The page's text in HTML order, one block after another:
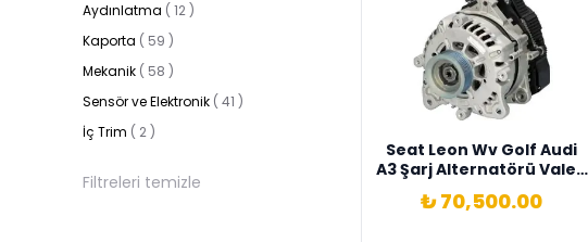
Aydınlatma ( 12 )
Kaporta ( 59 )
Mekanik ( 58 )
Sensör ve Elektronik ( 41 )
İç Trim ( 2 )
Filtreleri temizle
Seat Leon Wv Golf Audi
A3 Şarj Alternatörü Valeo
Marka 05E903018G
₺ 70,500.00